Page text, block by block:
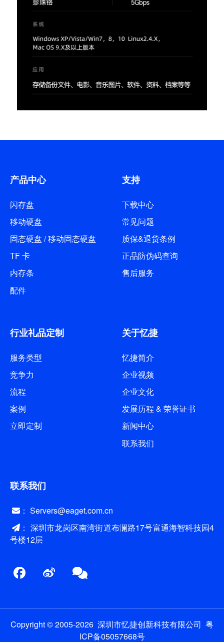
产品中心
闪存盘
移动硬盘
固态硬盘 / 移动固态硬盘
TF 卡
内存条
配件
支持
下载中心
常见问题
质保&退货条例
正品防伪码查询
售后服务
行业礼品定制
服务类型
竞争力
流程
案例
立即定制
关于忆捷
忆捷简介
企业视频
企业文化
发展历程 & 荣誉证书
新闻中心
联系我们
联系我们
： Servers@eaget.com.cn
： 深圳市龙岗区南湾街道布澜路17号富通海智科技园4
号楼12层
Copyright © 2005-2026 深圳市忆捷创新科技有限公司 粤
ICP备05057668号